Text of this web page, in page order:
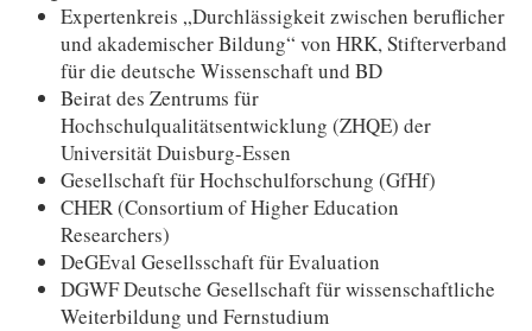
Expertenkreis „Durchlässigkeit zwischen beruflicher
und akademischer Bildung“ von HRK, Stifterverband
für die deutsche Wissenschaft und BD
Beirat des Zentrums für
Hochschulqualitätsentwicklung (ZHQE) der
Universität Duisburg-Essen
Gesellschaft für Hochschulforschung (GfHf)
CHER (Consortium of Higher Education
Researchers)
DeGEval Gesellsschaft für Evaluation
DGWF Deutsche Gesellschaft für wissenschaftliche
Weiterbildung und Fernstudium